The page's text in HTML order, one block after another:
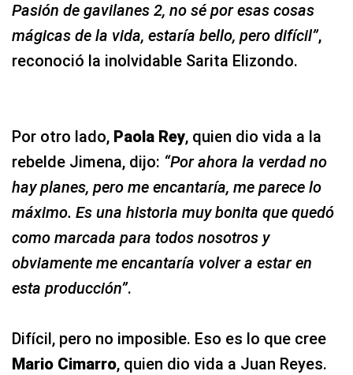
Pasión de gavilanes 2, no sé por esas cosas
mágicas de la vida, estaría bello, pero difícil”,
reconoció la inolvidable Sarita Elizondo.
Por otro lado, Paola Rey, quien dio vida a la
rebelde Jimena, dijo: “Por ahora la verdad no
hay planes, pero me encantaría, me parece lo
máximo. Es una historia muy bonita que quedó
como marcada para todos nosotros y
obviamente me encantaría volver a estar en
esta producción”.
Difícil, pero no imposible. Eso es lo que cree
Mario Cimarro, quien dio vida a Juan Reyes.